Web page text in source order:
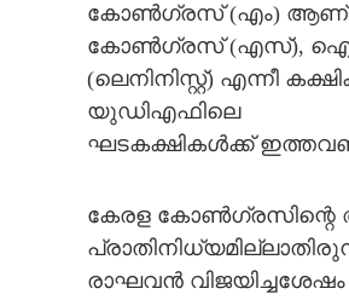
കോണ്‍ഗ്രസ് (എം) ആണ്.
കോണ്‍ഗ്രസ് (എസ്),
(ലെനിനിസ്റ്റ്) എന്നീ
യുഡിഎഫിലെ
ഘടകക്ഷികള്‍ക്ക്
കേരള കോണ്‍ഗ്രസിന്റെ
രാഘവന്‍